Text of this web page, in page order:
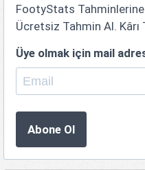
FootyStats Tahminlerine
Ücretsiz Tahmin Al. Kârı
Üye olmak için mail
Abone Ol